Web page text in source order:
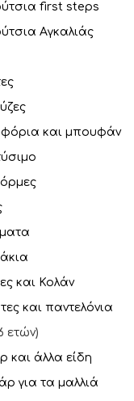
first steps
Αγκαλιάς
και μπουφάν
και Κολάν
και παντελόνια
ετών)
και άλλα είδη
για τα μαλλιά